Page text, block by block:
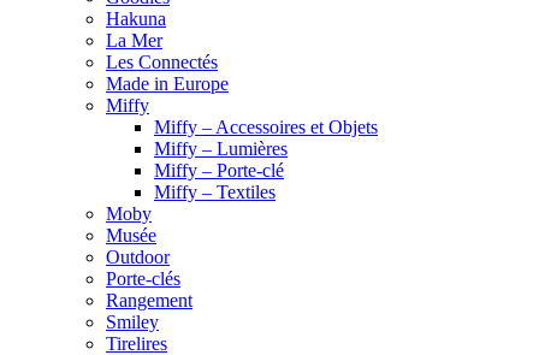
Hakuna
La Mer
Les Connectés
Made in Europe
Miffy
Miffy – Accessoires et Objets
Miffy – Lumières
Miffy – Porte-clé
Miffy – Textiles
Moby
Musée
Outdoor
Porte-clés
Rangement
Smiley
Tirelires